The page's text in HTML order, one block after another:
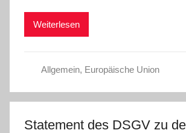
Weiterlesen
Allgemein, Europäische Union
Statement des DSGV zu